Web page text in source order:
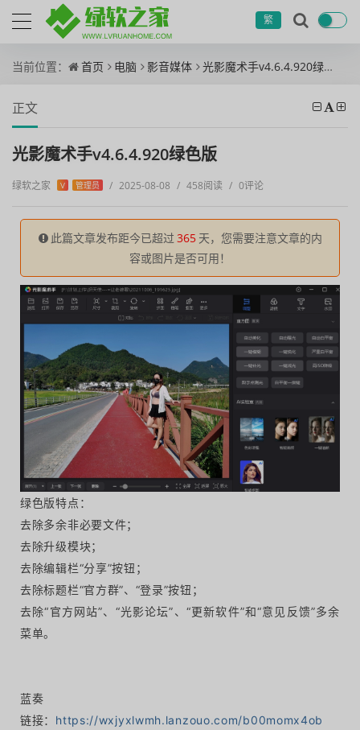
繁
当前位置： 首页 电脑 影音媒体 光影魔术手v4.6.4.920绿色版
正文
光影魔术手v4.6.4.920绿色版
绿软之家 V 管理员 / 2025-08-08 / 458阅读 / 0评论
此篇文章发布距今已超过 365 天，您需要注意文章的内
容或图片是否可用！
绿色版特点：
去除多余非必要文件；
去除升级模块；
去除编辑栏“分享”按钮；
去除标题栏“官方群”、“登录”按钮；
去除“官方网站”、“光影论坛”、“更新软件”和“意见反馈”多余
菜单。
蓝奏
链接： https://wxjyxlwmh.lanzouo.com/b00momx4ob